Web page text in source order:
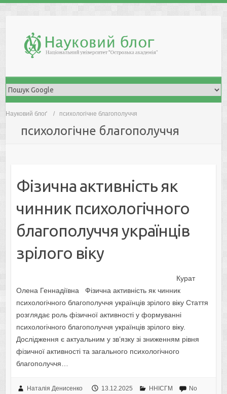
Науковий блоґ психологічне благополуччя
психологічне благополуччя
Фізична активність як
чинник психологічного
благополуччя українців
зрілого віку
Курат
Олена Геннадіївна Фізична активність як чинник
психологічного благополуччя українців зрілого віку Стаття
розглядає роль фізичної активності у формуванні
психологічного благополуччя українців зрілого віку.
Дослідження є актуальним у зв’язку зі зниженням рівня
фізичної активності та загального психологічного
благополуччя…
Наталія Денисенко 13.12.2025 ННІСГМ
No